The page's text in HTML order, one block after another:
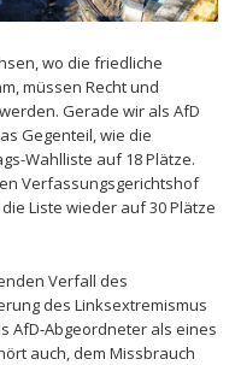
wo die friedliche
müssen Recht und
Gerade wir als AfD
Gegenteil, wie die
Wahlliste auf 18 Plätze.
Verfassungsgerichtshof
Liste wieder auf 30 Plätze
Verfall des
des Linksextremismus
AfD-Abgeordneter als eines
auch, dem Missbrauch